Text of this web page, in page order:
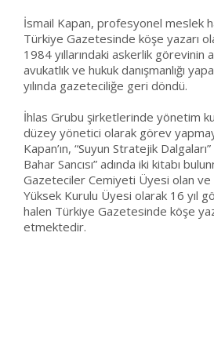
İsmail Kapan, profesyonel meslek
Türkiye Gazetesinde köşe yazarı
1984 yıllarındaki askerlik görevinin
avukatlık ve hukuk danışmanlığı
yılında gazeteciliğe geri döndü.
İhlas Grubu şirketlerinde yönetim
düzey yönetici olarak görev
Kapan’ın, “Suyun Stratejik
Bahar Sancısı” adında iki kitabı
Gazeteciler Cemiyeti Üyesi olan ve
Yüksek Kurulu Üyesi olarak 16 yıl
halen Türkiye Gazetesinde köşe
etmektedir.